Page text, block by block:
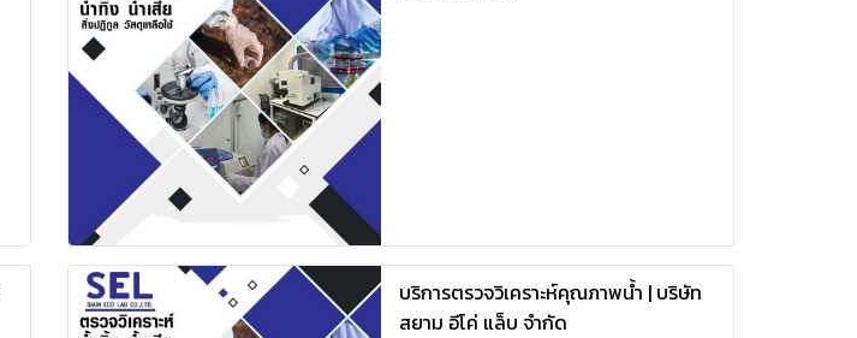
บริการตรวจวิเคราะห์คุณภาพน้ำ | บริษัท
สยาม อีโค่ แล็บ จำกัด